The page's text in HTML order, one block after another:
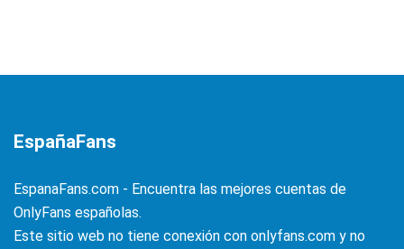
EspañaFans
EspanaFans.com - Encuentra las mejores cuentas de
OnlyFans españolas.
Este sitio web no tiene conexión con onlyfans.com y no